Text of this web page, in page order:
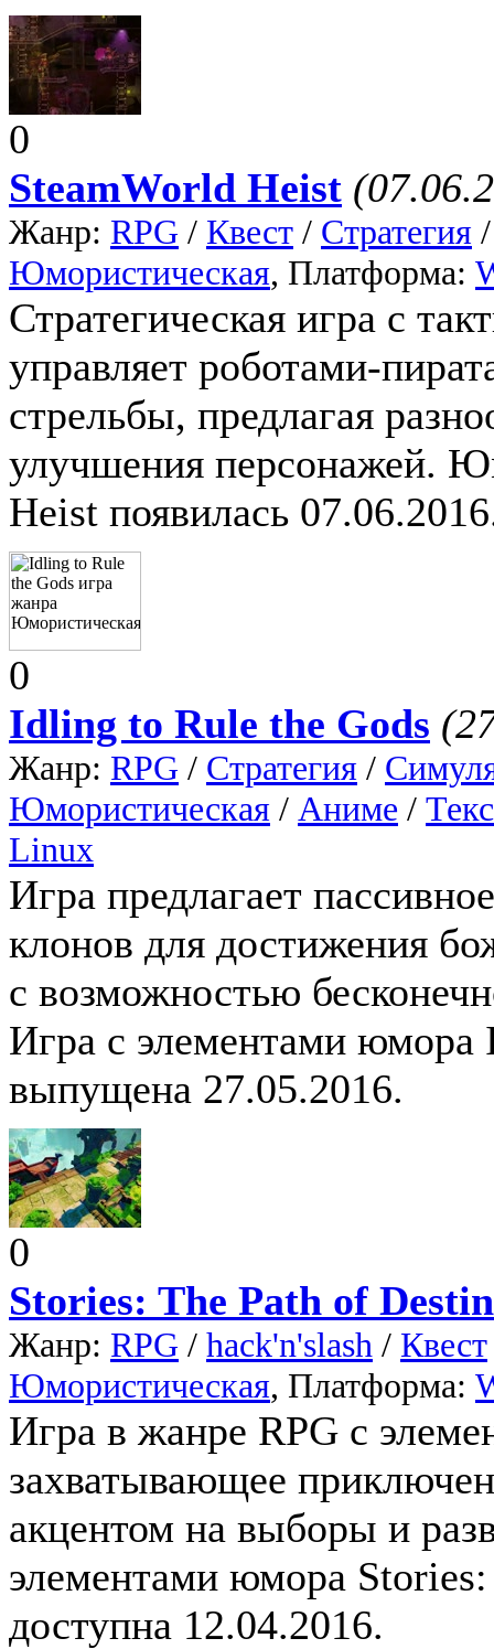
0
SteamWorld Heist
Жанр: RPG / Квест / Стратегия
Юмористическая, Платформа:
Стратегическая игра с
управляет роботами-
стрельбы, предлагая
улучшения персонажей.
Heist появилась
0
Idling to Rule the Gods
Жанр: RPG / Стратегия /
Юмористическая / Аниме /
Linux
Игра предлагает
клонов для достижения
с возможностью
Игра с элементами
выпущена 27.05.2016.
0
Stories: The Path of
Жанр: RPG / hack'n'slash / Квест
Юмористическая, Платформа:
Игра в жанре RPG с
захватывающее
акцентом на выборы и
элементами юмора
доступна 12.04.2016.